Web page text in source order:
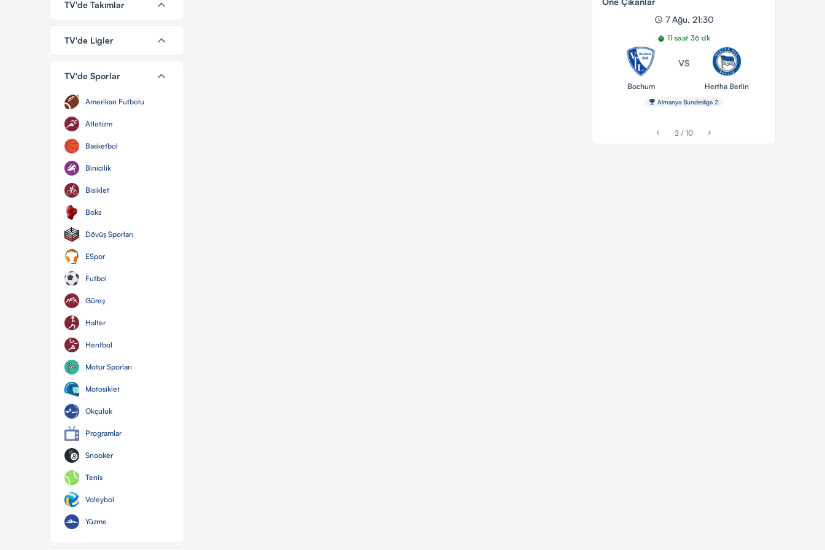
TV'de Takımlar keyboard_arrow_down
TV'de Ligler keyboard_arrow_down
TV'de Sporlar keyboard_arrow_down
Amerikan Futbolu
Atletizm
Basketbol
Binicilik
Bisiklet
Boks
Dövüş Sporları
ESpor
Futbol
Güreş
Halter
Hentbol
Motor Sporları
Motosiklet
Okçuluk
Programlar
Snooker
Tenis
Voleybol
Yüzme
schedule 7 Ağu, 21:30
timer 11 saat 36 dk
Bochum
VS
Hertha Berlin
emoji_events Almanya Bundesliga 2
chevron_left 2 / 10 chevron_right